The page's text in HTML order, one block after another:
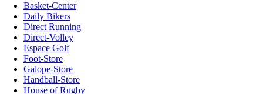
Basket-Center
Daily Bikers
Direct Running
Direct-Volley
Espace Golf
Foot-Store
Galope-Store
Handball-Store
House of Rugby